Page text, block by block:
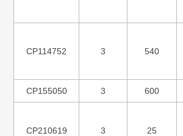
CP114752 3 540
CP155050 3 600
CP210619 3 25